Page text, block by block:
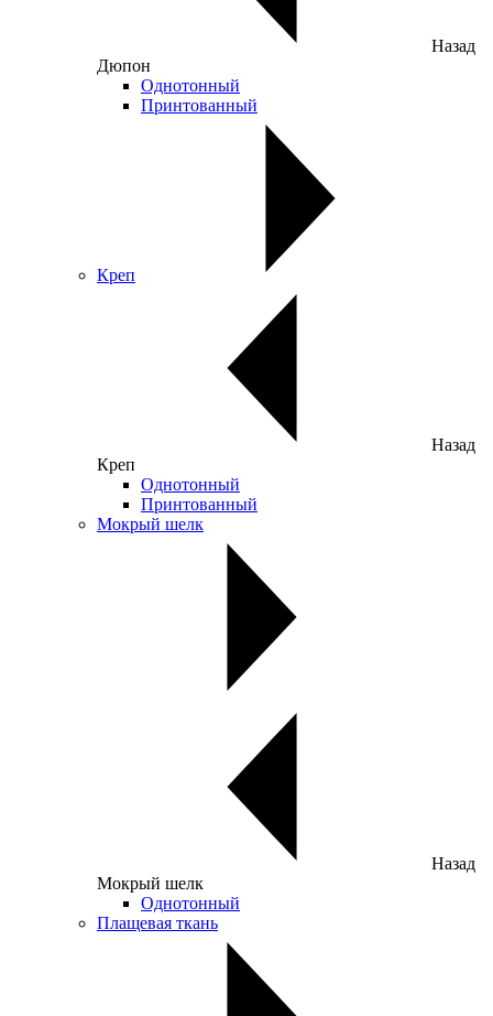
Назад
Дюпон
Однотонный
Принтованный
Креп
Назад
Креп
Однотонный
Принтованный
Мокрый шелк
Назад
Мокрый шелк
Однотонный
Плащевая ткань